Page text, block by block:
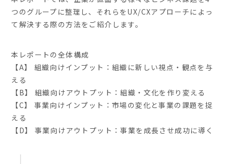
つのグループに整理し、それらをUX/CXアプローチによっ
て解決する際の方法をご紹介します。
本レポートの全体構成
【A】 組織向けインプット：組織に新しい視点・観点を与
える
【B】 組織向けアウトプット：組織・文化を作り変える
【C】 事業向けインプット：市場の変化と事業の課題を捉
える
【D】 事業向けアウトプット：事業を成長させ成功に導く